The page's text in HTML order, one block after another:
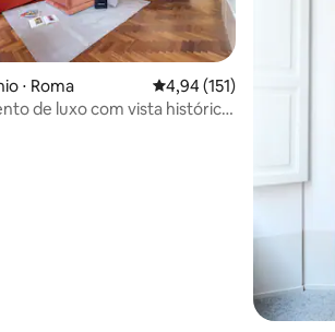
de 5, 148 avaliações
⋅ Roma 4,94 de uma avaliação
4,94 (151)
de luxo com vista histórica